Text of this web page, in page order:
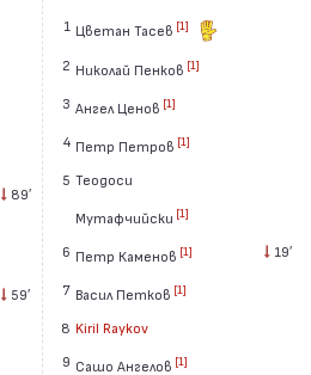
89′
59′
1 Цветан Тасев [1]
2 Николай Пенков [1]
3 Ангел Ценов [1]
4 Петр Петров [1]
5 Теодоси
Мутафчийски [1]
6 Петр Каменов [1] 19′
7 Васил Петков [1]
8 Kiril Raykov
9 Сашо Ангелов [1]